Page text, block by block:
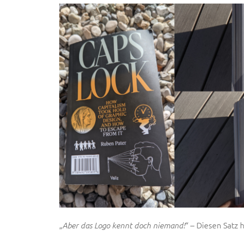
„Aber das Logo kennt doch niemand!“ – Diesen